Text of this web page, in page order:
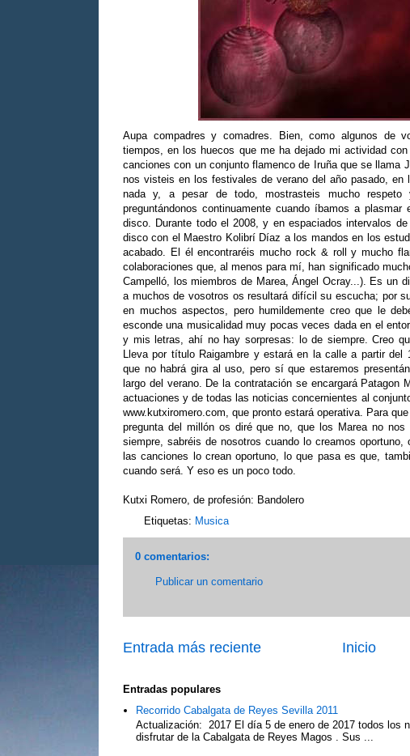
Aupa compadres y comadres. Bien, como algunos de
tiempos, en los huecos que me ha dejado mi actividad
canciones con un conjunto flamenco de Iruña que se llama
nos visteis en los festivales de verano del año pasado, en
nada y, a pesar de todo, mostrasteis mucho respeto
preguntándonos continuamente cuando íbamos a
disco. Durante todo el 2008, y en espaciados intervalos
disco con el Maestro Kolibrí Díaz a los mandos en los
acabado. El él encontraréis mucho rock & roll y mucho
colaboraciones que, al menos para mí, han significado
Campelló, los miembros de Marea, Ángel Ocray...). Es un
a muchos de vosotros os resultará difícil su escucha; por
en muchos aspectos, pero humildemente creo que le
esconde una musicalidad muy pocas veces dada en el
y mis letras, ahí no hay sorpresas: lo de siempre. Creo
Lleva por título Raigambre y estará en la calle a partir del
que no habrá gira al uso, pero sí que estaremos
largo del verano. De la contratación se encargará Patagon
actuaciones y de todas las noticias concernientes al
www.kutxiromero.com, que pronto estará operativa. Para
pregunta del millón os diré que no, que los Marea no
siempre, sabréis de nosotros cuando lo creamos
las canciones lo crean oportuno, lo que pasa es que,
cuando será. Y eso es un poco todo.
Kutxi Romero, de profesión: Bandolero
Etiquetas: Musica
0 comentarios:
Publicar un comentario
Entrada más reciente Inicio
Entradas populares
Recorrido Cabalgata de Reyes Sevilla 2011
Actualización: 2017 El día 5 de enero de 2017 todos los
disfrutar de la Cabalgata de Reyes Magos . Sus ...